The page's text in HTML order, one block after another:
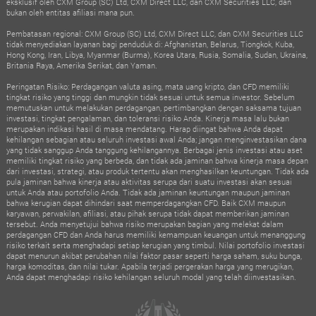
bukan oleh entitas afiliasi mana pun.
Pembatasan regional: CXM Group (SC) Ltd, CXM Direct LLC, dan CXM Securities LLC
tidak menyediakan layanan bagi penduduk di: Afghanistan, Belarus, Tiongkok, Kuba,
Hong Kong, Iran, Libya, Myanmar (Burma), Korea Utara, Rusia, Somalia, Sudan, Ukraina,
Britania Raya, Amerika Serikat, dan Yaman.
Peringatan Risiko: Perdagangan valuta asing, mata uang kripto, dan CFD memiliki
tingkat risiko yang tinggi dan mungkin tidak sesuai untuk semua investor. Sebelum
memutuskan untuk melakukan perdagangan, pertimbangkan dengan saksama tujuan
investasi, tingkat pengalaman, dan toleransi risiko Anda. Kinerja masa lalu bukan
merupakan indikasi hasil di masa mendatang. Harap diingat bahwa Anda dapat
kehilangan sebagian atau seluruh investasi awal Anda; jangan menginvestasikan dana
yang tidak sanggup Anda tanggung kehilangannya. Berbagai jenis investasi atau aset
memiliki tingkat risiko yang berbeda, dan tidak ada jaminan bahwa kinerja masa depan
dari investasi, strategi, atau produk tertentu akan menghasilkan keuntungan. Tidak ada
pula jaminan bahwa kinerja atau aktivitas serupa dari suatu investasi akan sesuai
untuk Anda atau portofolio Anda. Tidak ada jaminan keuntungan maupun jaminan
bahwa kerugian dapat dihindari saat memperdagangkan CFD. Baik CXM maupun
karyawan, perwakilan, afiliasi, atau pihak serupa tidak dapat memberikan jaminan
tersebut. Anda menyetujui bahwa risiko merupakan bagian yang melekat dalam
perdagangan CFD dan Anda harus memiliki kemampuan keuangan untuk menanggung
risiko terkait serta menghadapi setiap kerugian yang timbul. Nilai portofolio investasi
dapat menurun akibat perubahan nilai faktor pasar seperti harga saham, suku bunga,
harga komoditas, dan nilai tukar. Apabila terjadi pergerakan harga yang merugikan,
Anda dapat menghadapi risiko kehilangan seluruh modal yang telah diinvestasikan.